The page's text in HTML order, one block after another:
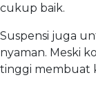
cukup baik.
Suspensi juga
nyaman. Meski
tinggi membuat